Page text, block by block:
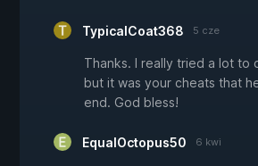
TypicalCoat368 5 cze
Thanks. I really tried a lot to
but it was your cheats that
end. God bless!
EqualOctopus50 6 kwi